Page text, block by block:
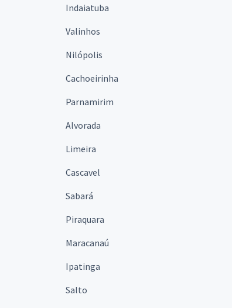
Indaiatuba
Valinhos
Nilópolis
Cachoeirinha
Parnamirim
Alvorada
Limeira
Cascavel
Sabará
Piraquara
Maracanaú
Ipatinga
Salto